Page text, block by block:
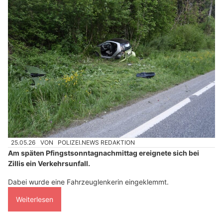
25.05.26 VON POLIZEI.NEWS REDAKTION
Am späten Pfingstsonntagnachmittag ereignete sich bei
Zillis ein Verkehrsunfall.
Dabei wurde eine Fahrzeuglenkerin eingeklemmt.
Weiterlesen